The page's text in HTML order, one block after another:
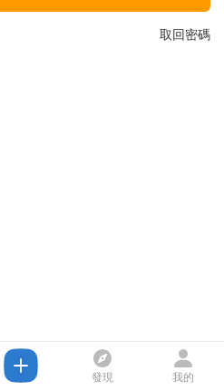
取回密碼
發現 我的